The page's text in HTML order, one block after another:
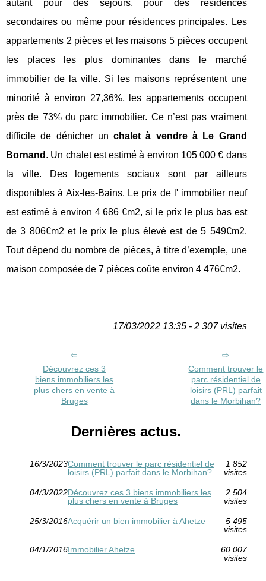
autant pour des séjours, pour des résidences
secondaires ou même pour résidences principales. Les
appartements 2 pièces et les maisons 5 pièces occupent
les places les plus dominantes dans le marché
immobilier de la ville. Si les maisons représentent une
minorité à environ 27,36%, les appartements occupent
près de 73% du parc immobilier. Ce n’est pas vraiment
difficile de dénicher unchalet à vendre à Le Grand
Bornand . Un chalet est estimé à environ 105 000 € dans
la ville. Des logements sociaux sont par ailleurs
disponibles à Aix-les-Bains. Le prix de l' immobilier neuf
est estimé à environ 4 686 €m2, si le prix le plus bas est
de 3 806€m2 et le prix le plus élevé est de 5 549€m2.
Tout dépend du nombre de pièces, à titre d’exemple, une
maison composée de 7 pièces coûte environ 4 476€m2.
17/03/2022 13:35 - 2 307 visites
Découvrez ces 3
biens immobiliers les
plus chers en vente à
Bruges
Comment trouver le
parc résidentiel de
loisirs (PRL) parfait
dans le Morbihan?
Dernières actus.
16/3/2023Comment trouver le parc résidentiel de
loisirs (PRL) parfait dans le Morbihan?
1 852
visites
04/3/2022Découvrez ces 3 biens immobiliers les
plus chers en vente à Bruges
2 504
visites
25/3/2016Acquérir un bien immobilier à Ahetze
5 495
visites
04/1/2016Immobilier Ahetze
60 007
visites